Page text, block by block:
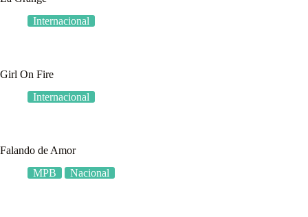
Internacional
Girl On Fire
Internacional
Falando de Amor
MPB
Nacional